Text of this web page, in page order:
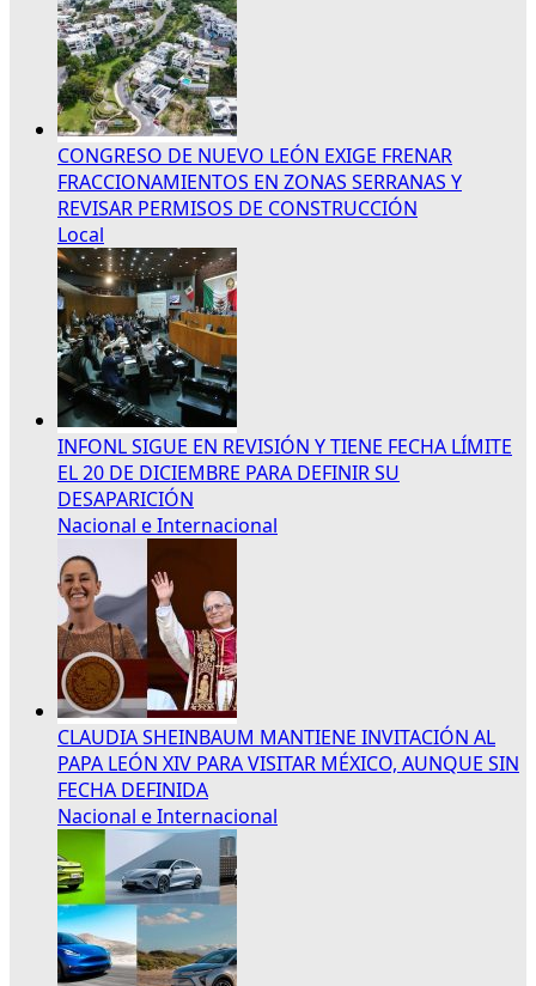
CONGRESO DE NUEVO LEÓN EXIGE FRENAR
FRACCIONAMIENTOS EN ZONAS SERRANAS Y
REVISAR PERMISOS DE CONSTRUCCIÓN
Local
INFONL SIGUE EN REVISIÓN Y TIENE FECHA LÍMITE
EL 20 DE DICIEMBRE PARA DEFINIR SU
DESAPARICIÓN
Nacional e Internacional
CLAUDIA SHEINBAUM MANTIENE INVITACIÓN AL
PAPA LEÓN XIV PARA VISITAR MÉXICO, AUNQUE SIN
FECHA DEFINIDA
Nacional e Internacional